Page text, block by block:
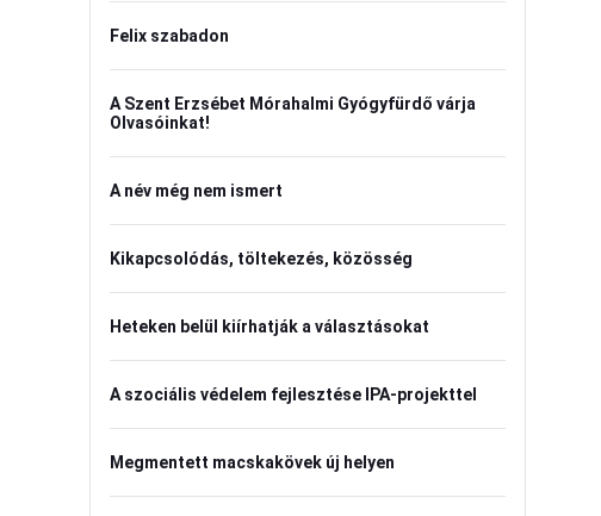
Felix szabadon
A Szent Erzsébet Mórahalmi Gyógyfürdő várja
Olvasóinkat!
A név még nem ismert
Kikapcsolódás, töltekezés, közösség
Heteken belül kiírhatják a választásokat
A szociális védelem fejlesztése IPA-projekttel
Megmentett macskakövek új helyen